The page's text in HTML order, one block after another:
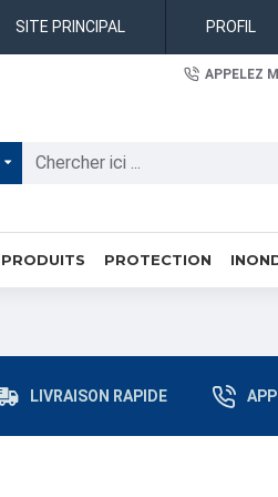
SITE PRINCIPAL PROFIL
APPELEZ
PRODUITS PROTECTION
LIVRAISON RAPIDE